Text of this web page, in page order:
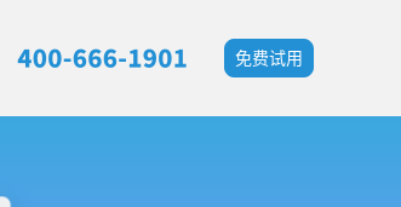
免费试用